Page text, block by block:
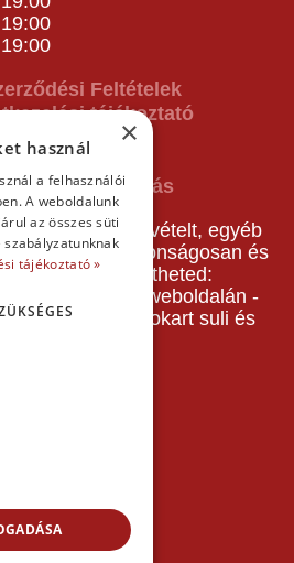
Feltételek
tájékoztató
részvételt, egyéb
biztonságosan és
is kifizetheted:
fenntartva!
Kft.
×
használ
a felhasználói
A weboldalunk
az összes süti
szabályzatunknak
tájékoztató »